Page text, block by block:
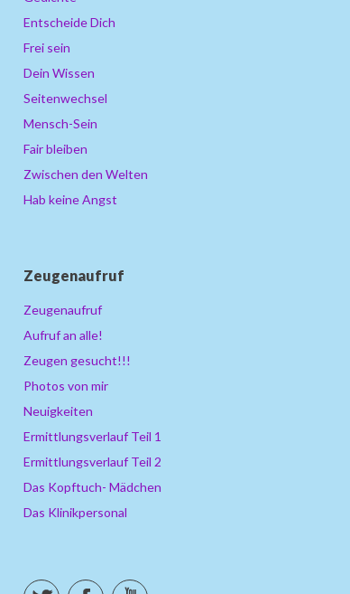
Entscheide Dich
Frei sein
Dein Wissen
Seitenwechsel
Mensch-Sein
Fair bleiben
Zwischen den Welten
Hab keine Angst
Zeugenaufruf
Zeugenaufruf
Aufruf an alle!
Zeugen gesucht!!!
Photos von mir
Neuigkeiten
Ermittlungsverlauf Teil 1
Ermittlungsverlauf Teil 2
Das Kopftuch- Mädchen
Das Klinikpersonal
TwitterFacebookYouTube